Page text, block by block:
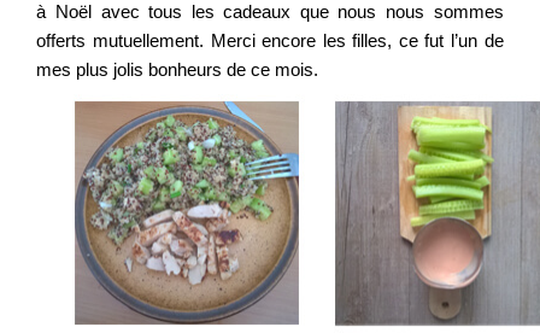
à Noël avec tous les cadeaux que nous nous sommes
offerts mutuellement. Merci encore les filles, ce fut l’un de
mes plus jolis bonheurs de ce mois.